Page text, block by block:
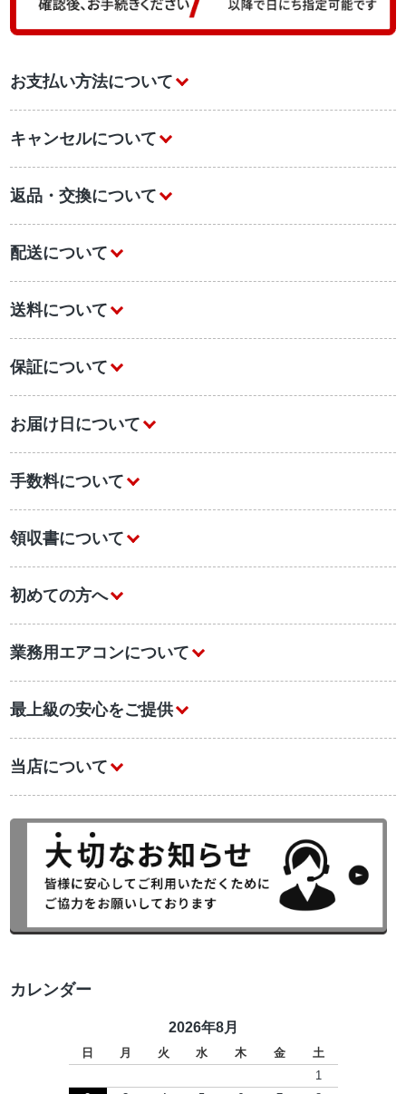
お支払い方法について
キャンセルについて
返品・交換について
配送について
送料について
保証について
お届け日について
手数料について
領収書について
初めての方へ
業務用エアコンについて
最上級の安心をご提供
当店について
カレンダー
2026年8月
日 月 火 水 木 金
土
1